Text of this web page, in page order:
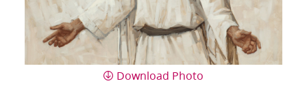
Download Photo